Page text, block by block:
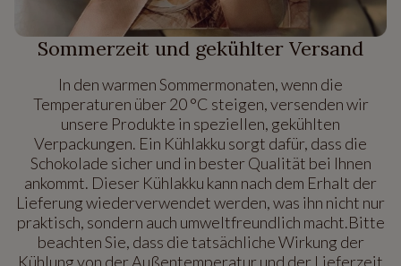
Sommerzeit und gekühlter Versand
In den warmen Sommermonaten, wenn die
Temperaturen über 20 °C steigen, versenden wir
unsere Produkte in speziellen, gekühlten
Verpackungen. Ein Kühlakku sorgt dafür, dass die
Schokolade sicher und in bester Qualität bei Ihnen
ankommt. Dieser Kühlakku kann nach dem Erhalt der
Lieferung wiederverwendet werden, was ihn nicht nur
praktisch, sondern auch umweltfreundlich macht.Bitte
beachten Sie, dass die tatsächliche Wirkung der
Kühlung von der Außentemperatur und der Lieferzeit